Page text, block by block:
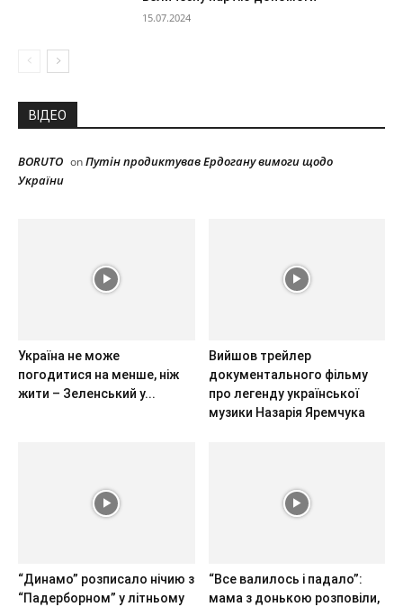
15.07.2024
ВІДЕО
BORUTO onПутін продиктував Ердогану вимоги щодо
України
Україна не може
погодитися на менше, ніж
жити – Зеленський у...
Вийшов трейлер
документального фільму
про легенду української
музики Назарія Яремчука
“Динамо” розписало нічию з
“Падерборном” у літньому
“Все валилось і падало”:
мама з донькою розповіли,